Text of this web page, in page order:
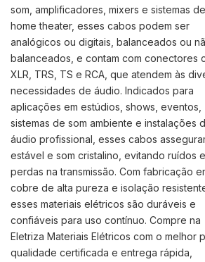
som, amplificadores, mixers e sistemas de
home theater, esses cabos podem ser
analógicos ou digitais, balanceados ou
balanceados, e contam com conectores
XLR, TRS, TS e RCA, que atendem às
necessidades de áudio. Indicados para
aplicações em estúdios, shows, eventos,
sistemas de som ambiente e instalações
udio profissional, esses cabos
estável e som cristalino, evitando ruídos e
perdas na transmissão. Com fabricação
cobre de alta pureza e isolação
esses materiais elétricos são duráveis e
confiáveis para uso contínuo. Compre na
Eletriza Materiais Elétricos com o melhor
qualidade certificada e entrega rápida,